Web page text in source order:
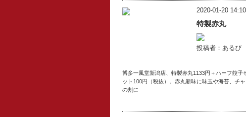
2020-01-20
特製赤丸
投稿者：あるび
博多一風堂新潟店、特製赤丸1133円＋ハーフ餃
ット100円（税抜）。赤丸新味に味玉や海苔、チ
の割に